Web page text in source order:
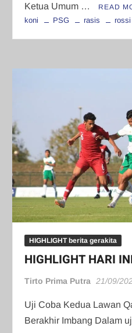
Ketua Umum … READ
koni PSG rasis rossi
HIGHLIGHT berita gerakita
HIGHLIGHT HARI
Tirto Prima Putra 21/09/
Uji Coba Kedua Lawan
Berakhir Imbang Dalam